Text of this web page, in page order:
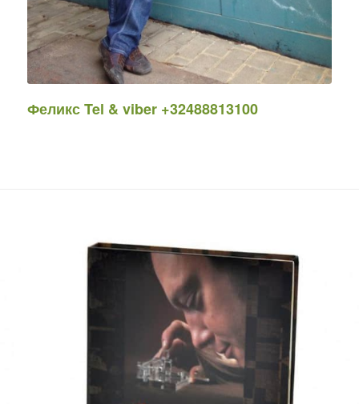
Феликс Tel & viber +32488813100